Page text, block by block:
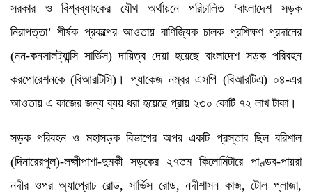
সরকার ও বিশ্বব্যাংকের যৌথ অর্থায়নে পরিচালিত ‘বাংলাদেশ সড়ক
নিরাপত্তা’ শীর্ষক প্রকল্পের আওতায় বাণিজ্যিক চালক প্রশিক্ষণ প্রদানের
(নন-কনসালট্যান্সি সার্ভিস) দায়িত্ব দেয়া হয়েছে বাংলাদেশ সড়ক পরিবহন
করপোরেশনকে (বিআরটিসি)। প্যাকেজ নম্বর এসপি (বিআরটিএ) ০৪-এর
আওতায় এ কাজের জন্য ব্যয় ধরা হয়েছে প্রায় ২৩০ কোটি ৭২ লাখ টাকা।
সড়ক পরিবহন ও মহাসড়ক বিভাগের অপর একটি প্রস্তাব ছিল বরিশাল
(দিনারেরপুল)-লক্ষ্মীপাশা-দুমকী সড়কের ২৭তম কিলোমিটারে পাণ্ডব-পায়রা
নদীর ওপর অ্যাপ্রোচ রোড, সার্ভিস রোড, নদীশাসন কাজ, টোল প্লাজা,